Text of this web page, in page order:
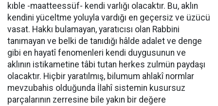
kıble -maatteessüf- kendi varlığı olacaktır. Bu, aklın
kendini yüceltme yoluyla vardığı en geçersiz ve üzücü
vasat. Hakkı bulamayan, yaratıcısı olan Rabbini
tanımayan ve belki de tanıdığı hâlde adalet ve denge
gibi en hayatî fenomenleri kendi duygusunun ve
aklının istikametine tâbi tutan herkes zulmün paydaşı
olacaktır. Hiçbir yaratılmış, bilumum ahlakî normlar
mevzubahis olduğunda İlahî sistemin kusursuz
parçalarının zerresine bile yakın bir değere